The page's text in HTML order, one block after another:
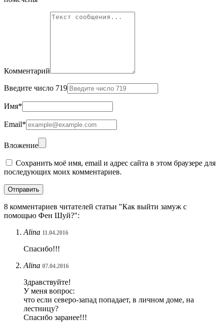
Комментарий
Введите число 719
Имя*
Email*
Вложение
Сохранить моё имя, email и адрес сайта в этом браузере для
последующих моих комментариев.
8 комментариев читателей статьи "Как выйти замуж с
помощью Фен Шуй?":
Alina 11.04.2016
Спасибо!!!
Alina 07.04.2016
Здравствуйте!
У меня вопрос:
что если северо-запад попадает, в личном доме, на
лестницу?
Спасибо заранее!!!